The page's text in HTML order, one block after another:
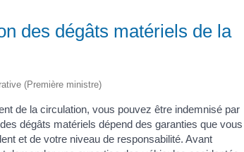
des dégâts matériels de la
(Première ministre)
de la circulation, vous pouvez être indemnisé par
dégâts matériels dépend des garanties que vous
et de votre niveau de responsabilité. Avant